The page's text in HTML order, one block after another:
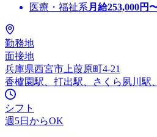
医療・福祉系 月給253,000円
勤務地
面接地
兵庫県西宮市上葭原町4-21
香櫨園駅、打出駅、さくら夙川駅
シフト
週5日からOK